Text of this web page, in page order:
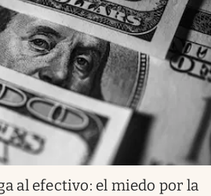
al efectivo: el miedo por la